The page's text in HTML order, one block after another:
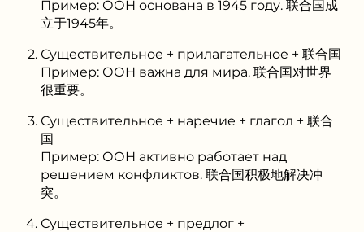
Пример: ООН основана в 1945 году. 联合国成
立于1945年。
Существительное + прилагательное + 联合国
Пример: ООН важна для мира. 联合国对世界
很重要。
Существительное + наречие + глагол + 联合
国
Пример: ООН активно работает над
решением конфликтов. 联合国积极地解决冲
突。
Существительное + предлог +